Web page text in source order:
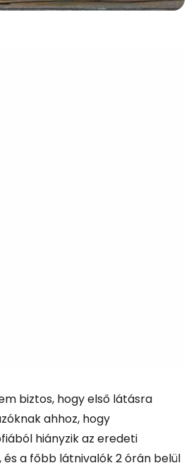
biztos, hogy első látásra
ahhoz, hogy
hiányzik az eredeti
a főbb látnivalók 2 órán belül